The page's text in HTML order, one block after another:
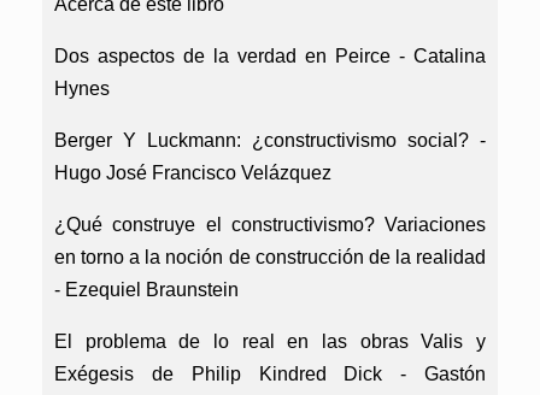
Acerca de este libro
Dos aspectos de la verdad en Peirce - Catalina
Hynes
Berger Y Luckmann: ¿constructivismo social? -
Hugo José Francisco Velázquez
¿Qué construye el constructivismo? Variaciones
en torno a la noción de construcción de la realidad
- Ezequiel Braunstein
El problema de lo real en las obras Valis y
Exégesis de Philip Kindred Dick - Gastón